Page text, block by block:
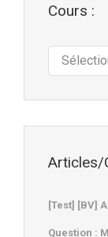
Cours :
Articles/
[Test] [BV]
Question :